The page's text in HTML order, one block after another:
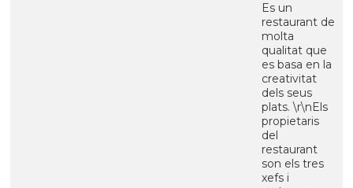
Es un
restaurant de
molta
qualitat que
es basa en la
creativitat
dels seus
plats. \r\nEls
propietaris
del
restaurant
son els tres
xefs i